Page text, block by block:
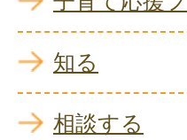
知る
相談する